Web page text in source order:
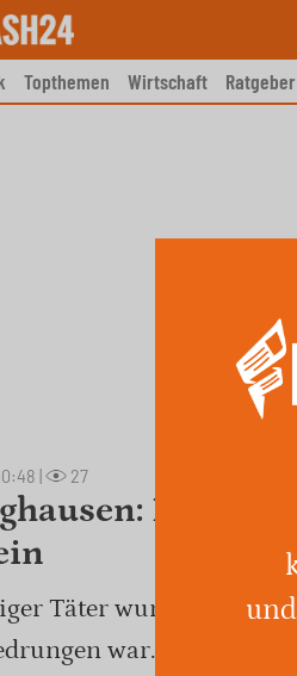
Topthemen Wirtschaft Ratgeber
27
Polizei
Täter wurde
war.